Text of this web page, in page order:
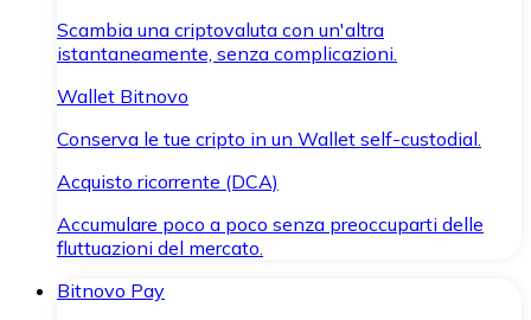
Scambia una criptovaluta con un'altra
istantaneamente, senza complicazioni.
Wallet Bitnovo
Conserva le tue cripto in un Wallet self-custodial.
Acquisto ricorrente (DCA)
Accumulare poco a poco senza preoccuparti delle
fluttuazioni del mercato.
Bitnovo Pay